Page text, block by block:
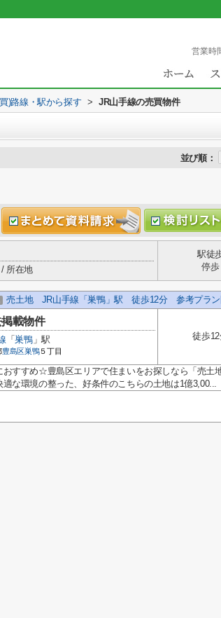
営業時
)路線・駅から探す > JR山手線の売買物件
並び順：
所在地
駅徒
停歩
売土地 JR山手線「巣鴨」駅 徒歩12分 参考プラン
載物件
「巣鴨」駅
豊島区巣鴨５丁目
徒歩
おすすめ☆豊島区エリアで住まいをお探しなら「売
な環境の整った、好条件のこちらの土地は1億3,00...